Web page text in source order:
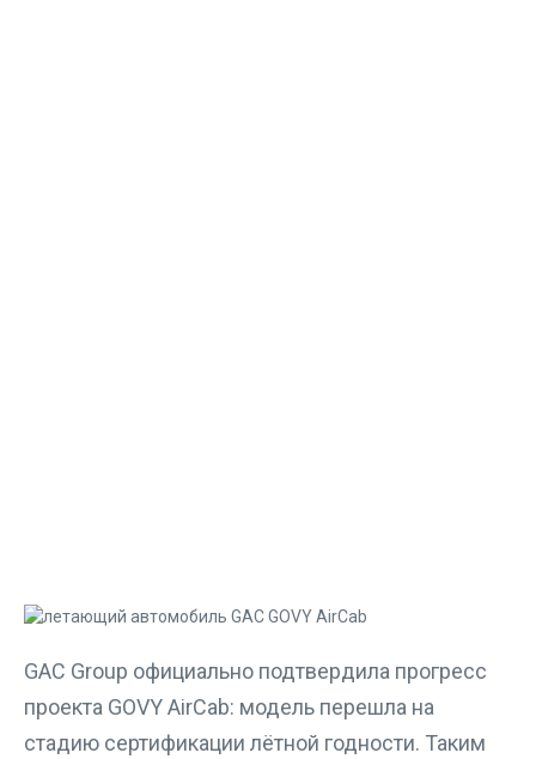
GAC Group официально подтвердила прогресс
проекта GOVY AirCab: модель перешла на
стадию сертификации лётной годности. Таким